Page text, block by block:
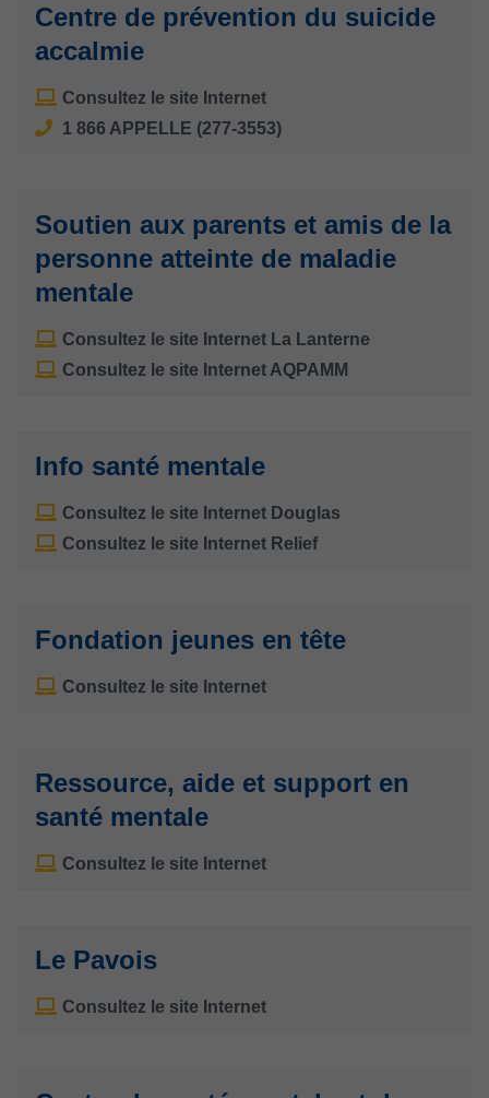
Centre de prévention du suicide
accalmie
Consultez le site Internet
1 866 APPELLE (277-3553)
Soutien aux parents et amis de la
personne atteinte de maladie
mentale
Consultez le site Internet La Lanterne
Consultez le site Internet AQPAMM
Info santé mentale
Consultez le site Internet Douglas
Consultez le site Internet Relief
Fondation jeunes en tête
Consultez le site Internet
Ressource, aide et support en
santé mentale
Consultez le site Internet
Le Pavois
Consultez le site Internet